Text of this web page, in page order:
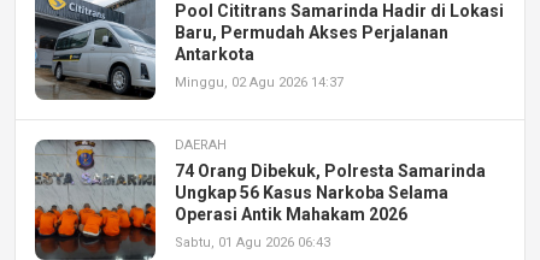
Pool Cititrans Samarinda Hadir di Lokasi
Baru, Permudah Akses Perjalanan
Antarkota
Minggu, 02 Agu 2026 14:37
DAERAH
74 Orang Dibekuk, Polresta Samarinda
Ungkap 56 Kasus Narkoba Selama
Operasi Antik Mahakam 2026
Sabtu, 01 Agu 2026 06:43